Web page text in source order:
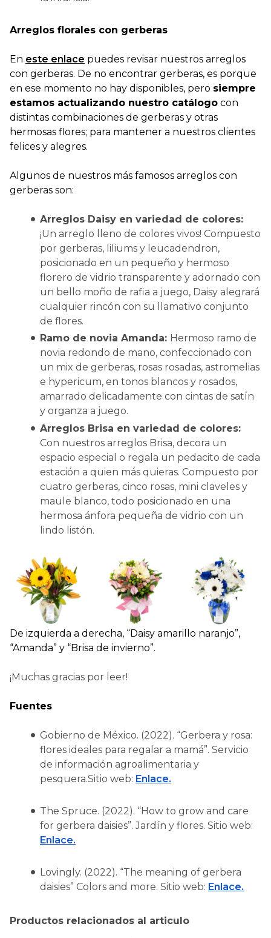
Arreglos florales con gerberas
En este enlace puedes revisar nuestros arreglos
con gerberas. De no encontrar gerberas, es porque
en ese momento no hay disponibles, pero siempre
estamos actualizando nuestro catálogo con
distintas combinaciones de gerberas y otras
hermosas flores; para mantener a nuestros clientes
felices y alegres.
Algunos de nuestros más famosos arreglos con
gerberas son:
Arreglos Daisy en variedad de colores:
¡Un arreglo lleno de colores vivos! Compuesto
por gerberas, liliums y leucadendron,
posicionado en un pequeño y hermoso
florero de vidrio transparente y adornado con
un bello moño de rafia a juego, Daisy alegrará
cualquier rincón con su llamativo conjunto
de flores.
Ramo de novia Amanda: Hermoso ramo de
novia redondo de mano, confeccionado con
un mix de gerberas, rosas rosadas, astromelias
e hypericum, en tonos blancos y rosados,
amarrado delicadamente con cintas de satín
y organza a juego.
Arreglos Brisa en variedad de colores:
Con nuestros arreglos Brisa, decora un
espacio especial o regala un pedacito de cada
estación a quien más quieras. Compuesto por
cuatro gerberas, cinco rosas, mini claveles y
maule blanco, todo posicionado en una
hermosa ánfora pequeña de vidrio con un
lindo listón.
De izquierda a derecha, “Daisy amarillo naranjo”,
“Amanda” y “Brisa de invierno”.
¡Muchas gracias por leer!
Fuentes
Gobierno de México. (2022). “Gerbera y rosa:
flores ideales para regalar a mamá”. Servicio
de información agroalimentaria y
pesquera.Sitio web: Enlace.
The Spruce. (2022). “How to grow and care
for gerbera daisies”. Jardín y flores. Sitio web:
Enlace.
Lovingly. (2022). “The meaning of gerbera
daisies” Colors and more. Sitio web: Enlace.
Productos relacionados al articulo